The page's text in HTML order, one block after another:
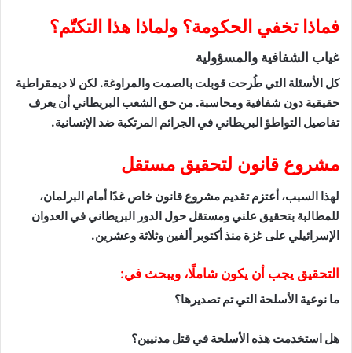
فماذا تخفي الحكومة؟ ولماذا هذا التكتّم؟
غياب الشفافية والمسؤولية
كل الأسئلة التي طُرحت قوبلت بالصمت والمراوغة. لكن لا ديمقراطية
حقيقية دون شفافية ومحاسبة. من حق الشعب البريطاني أن يعرف
تفاصيل التواطؤ البريطاني في الجرائم المرتكبة ضد الإنسانية.
مشروع قانون لتحقيق مستقل
لهذا السبب، أعتزم تقديم مشروع قانون خاص غدًا أمام البرلمان،
للمطالبة بتحقيق علني ومستقل حول الدور البريطاني في العدوان
الإسرائيلي على غزة منذ أكتوبر ألفين وثلاثة وعشرين.
التحقيق يجب أن يكون شاملًا، ويبحث في:
ما نوعية الأسلحة التي تم تصديرها؟
هل استخدمت هذه الأسلحة في قتل مدنيين؟